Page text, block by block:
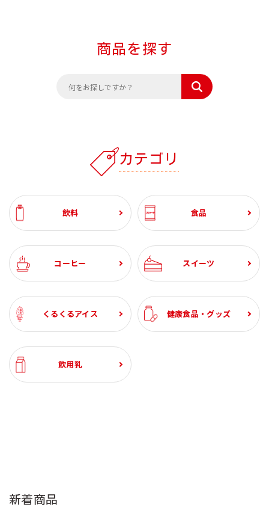
商品を探す
カテゴリ
飲料 食品
コーヒー スイーツ
くるくるアイス 健康食品・グッズ
飲用乳
新着商品